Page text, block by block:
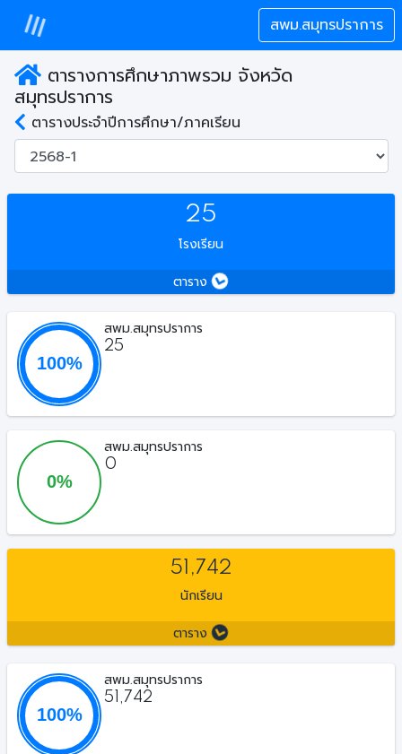
สพม.สมุทรปราการ
ตารางการศึกษาภาพรวม จังหวัด
สมุทรปราการ
ตารางประจำปีการศึกษา/ภาคเรียน
25
โรงเรียน
ตาราง
สพม.สมุทรปราการ
25
สพม.สมุทรปราการ
0
51,742
นักเรียน
ตาราง
สพม.สมุทรปราการ
51,742